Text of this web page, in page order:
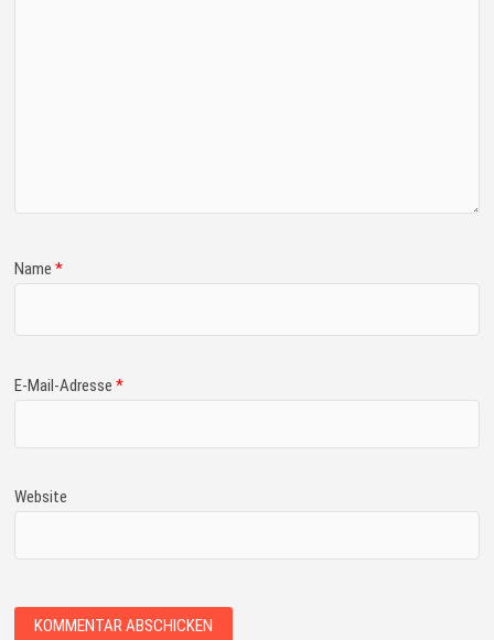
Name*
E-Mail-Adresse*
Website